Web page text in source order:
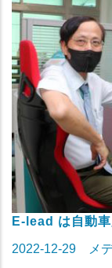
E-lead は自動
2022-12-29 メ